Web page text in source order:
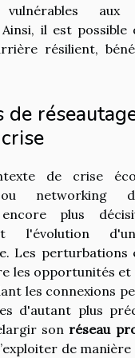
aux
Ainsi, il est
résilient,
de
de crise
networking
encore plus
l'évolution
Les perturbations
les opportunités
les connexions
d'autant plus
son réseau
de